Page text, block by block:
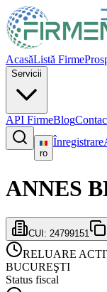
AcasăListă Firme
Servicii
API FirmeBlog
ro
Înregistrare
ANNES
CUI: 24799151
RELUARE
BUCUREŞTI
Status fiscal